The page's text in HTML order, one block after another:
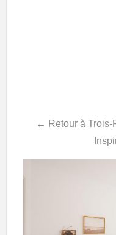
← Retour à Trois-